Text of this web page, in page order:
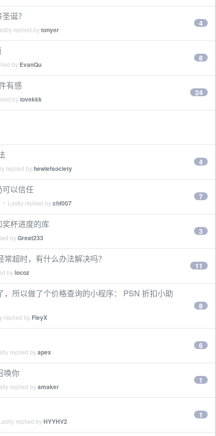
诞？
replied bytonyer
4
by EvanQu
8
有感
byiovekkk
24
replied byhewiefsociety
4
以信任
• Lastly replied bychf007
7
杯进度的库
byGreat233
3
超时，有什么办法解决吗？
bylocoz
11
所以做了个价格查询的小程序： PSN 折扣小助
replied by FleyX
8
replied byapex
6
唤你
replied byamaker
1
replied byHYYHV2
1